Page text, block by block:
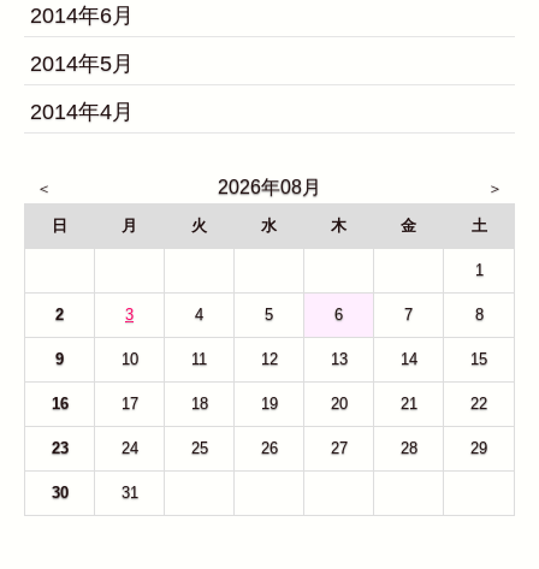
2014年6月
2014年5月
2014年4月
2026年08月
日 月 火 水 木 金 土
1
2 3 4 5 6 7 8
9 10 11 12 13 14 15
16 17 18 19 20 21 22
23 24 25 26 27 28 29
30 31